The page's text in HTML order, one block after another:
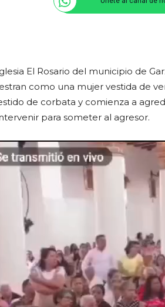
El Rosario del municipio de
como una mujer vestida de
de corbata y comienza a
para someter al agresor.